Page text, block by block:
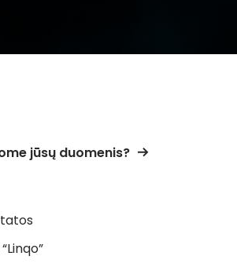
jūsų duomenis?